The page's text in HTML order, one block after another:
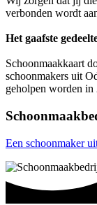
verbonden wordt
Het gaafste
Schoonmaakkaart
schoonmakers uit
geholpen worden in
Een schoonmaker